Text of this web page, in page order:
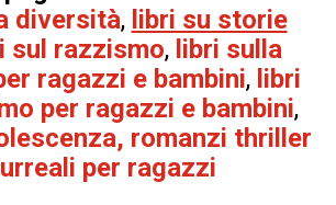
diversità, libri su storie
sul razzismo, libri sulla
ragazzi e bambini, libri
per ragazzi e bambini,
romanzi thriller
per ragazzi